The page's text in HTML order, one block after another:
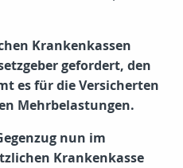
Krankenkassen
gefordert, den
es für die Versicherten
Mehrbelastungen.
nun im
Krankenkasse